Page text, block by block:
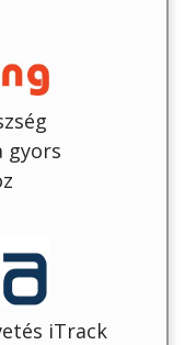
gyors
iTrack